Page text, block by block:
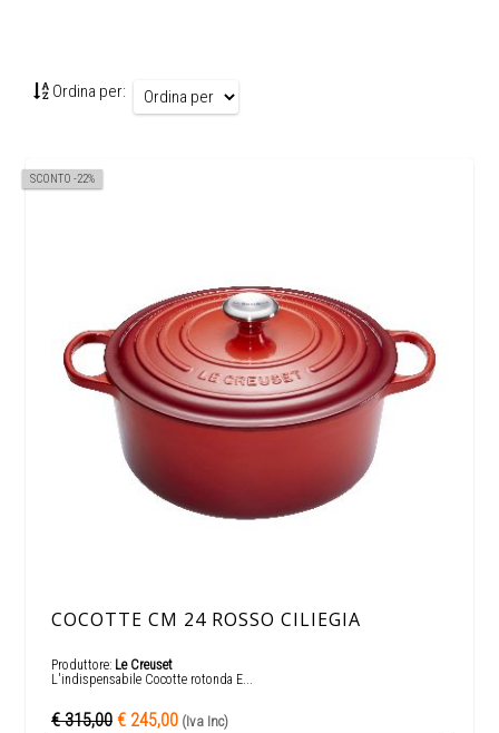
Ordina per:
SCONTO -22%
COCOTTE CM 24 ROSSO CILIEGIA
Produttore: Le Creuset
L'indispensabile Cocotte rotonda E...
€ 315,00 € 245,00 (Iva Inc)